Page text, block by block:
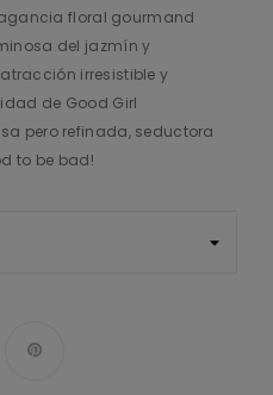
floral gourmand
del jazmín y
irresistible y
de Good Girl
pero refinada, seductora
to be bad!